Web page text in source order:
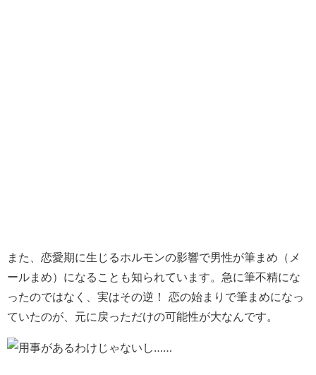
また、恋愛期に生じるホルモンの影響で男性が筆まめ（メ
ールまめ）になることも知られています。急に筆不精にな
ったのではなく、実はその逆！ 恋の始まりで筆まめになっ
ていたのが、元に戻っただけの可能性が大なんです。